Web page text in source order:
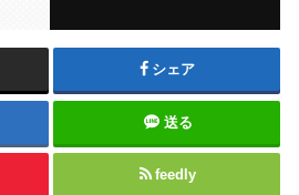
シェア
送る
feedly